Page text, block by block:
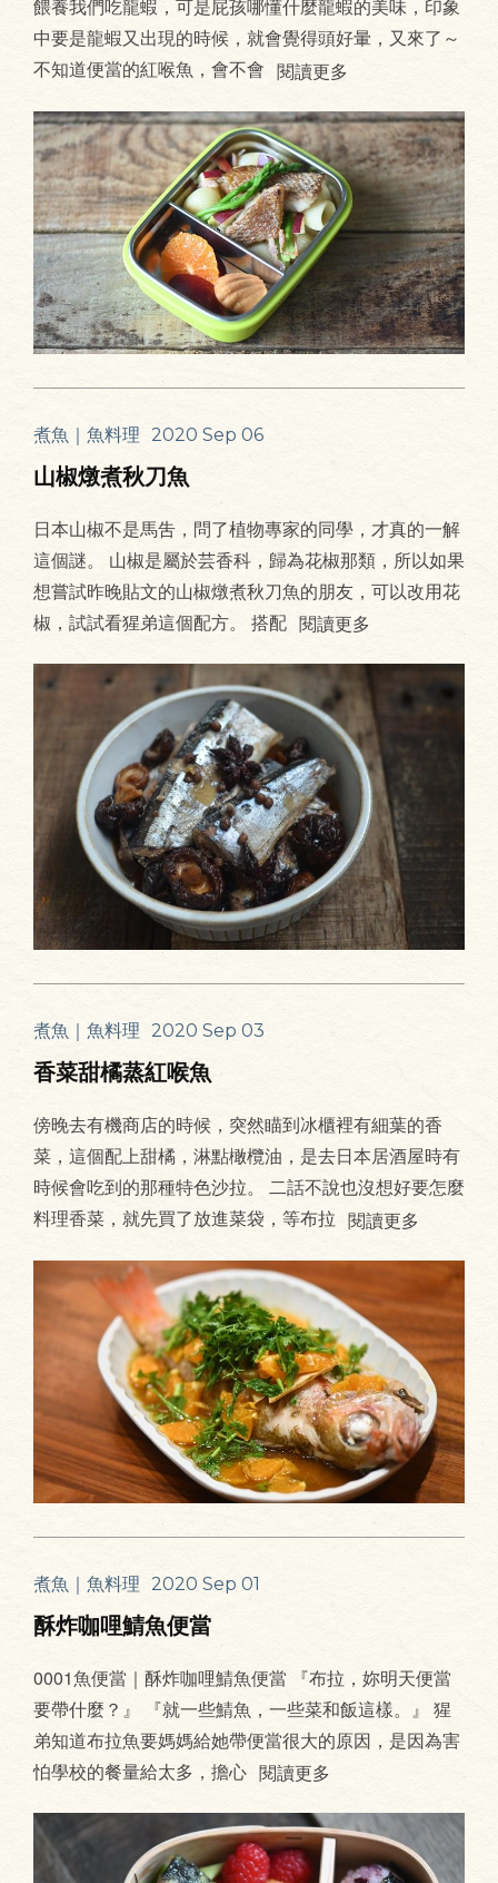
餵養我們吃龍蝦，可是屁孩哪懂什麼龍蝦的美味，印象
中要是龍蝦又出現的時候，就會覺得頭好暈，又來了～
不知道便當的紅喉魚，會不會 閱讀更多
煮魚｜魚料理 2020 Sep 06
山椒燉煮秋刀魚
日本山椒不是馬吿，問了植物專家的同學，才真的一解
這個謎。 山椒是屬於芸香科，歸為花椒那類，所以如果
想嘗試昨晚貼文的山椒燉煮秋刀魚的朋友，可以改用花
椒，試試看猩弟這個配方。 搭配 閱讀更多
煮魚｜魚料理 2020 Sep 03
香菜甜橘蒸紅喉魚
傍晚去有機商店的時候，突然瞄到冰櫃裡有細葉的香
菜，這個配上甜橘，淋點橄欖油，是去日本居酒屋時有
時候會吃到的那種特色沙拉。 二話不說也沒想好要怎麼
料理香菜，就先買了放進菜袋，等布拉 閱讀更多
煮魚｜魚料理 2020 Sep 01
酥炸咖哩鯖魚便當
0001魚便當｜酥炸咖哩鯖魚便當 『布拉，妳明天便當
要帶什麼？』 『就一些鯖魚，一些菜和飯這樣。』 猩
弟知道布拉魚要媽媽給她帶便當很大的原因，是因為害
怕學校的餐量給太多，擔心 閱讀更多